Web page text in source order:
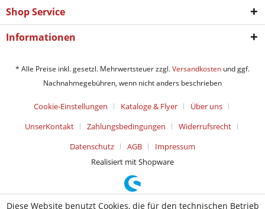
Shop Service
Informationen
* Alle Preise inkl. gesetzl. Mehrwertsteuer zzgl.Versandkosten und ggf.
Nachnahmegebühren, wenn nicht anders beschrieben
Cookie-Einstellungen Kataloge & Flyer
Über uns
UnserKontakt
Zahlungsbedingungen
Widerrufsrecht
Datenschutz
AGB
Impressum
Realisiert mit Shopware
Diese Website benutzt Cookies, die für den technischen Betrieb